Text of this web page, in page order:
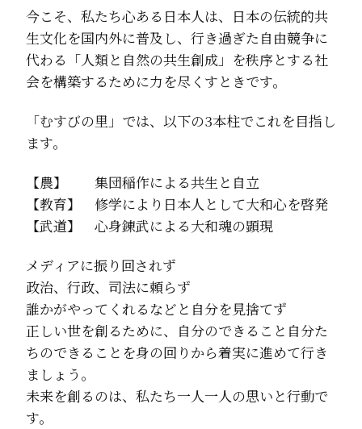
今こそ、私たち心ある日本人は、日本の伝統的共
生文化を国内外に普及し、行き過ぎた自由競争に
代わる「人類と自然の共生創成」を秩序とする社
会を構築するために力を尽くすときです。
「むすびの里」では、以下の3本柱でこれを目指し
ます。
【農】 集団稲作による共生と自立
【教育】 修学により日本人として大和心を啓発
【武道】 心身錬武による大和魂の顕現
メディアに振り回されず
政治、行政、司法に頼らず
誰かがやってくれるなどと自分を見捨てず
正しい世を創るために、自分のできること自分た
ちのできることを身の回りから着実に進めて行き
ましょう。
未来を創るのは、私たち一人一人の思いと行動で
す。